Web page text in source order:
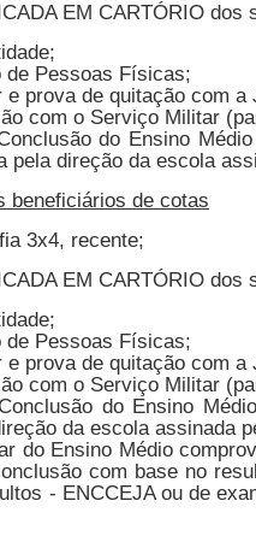
EM CARTÓRIO dos
de Pessoas Físicas;
e prova de quitação com
com o Serviço Militar
do Ensino
pela direção da escola
beneficiários de cotas
3x4, recente;
EM CARTÓRIO dos
de Pessoas Físicas;
e prova de quitação com
com o Serviço Militar
do Ensino
da escola assinada
do Ensino Médio
com base no
- ENCCEJA ou de